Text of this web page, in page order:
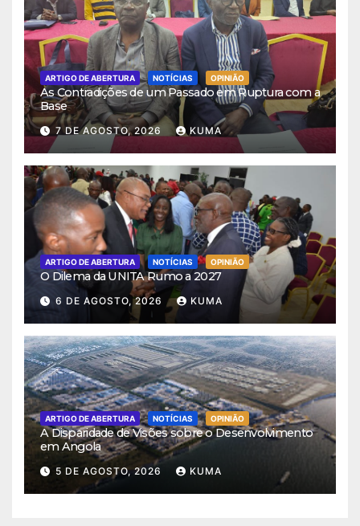
ARTIGO DE ABERTURA NOTÍCIAS OPINIÃO
As Contradições de um Passado em Ruptura com a
Base
7 DE AGOSTO, 2026 KUMA
ARTIGO DE ABERTURA NOTÍCIAS OPINIÃO
O Dilema da UNITA Rumo a 2027
6 DE AGOSTO, 2026 KUMA
ARTIGO DE ABERTURA NOTÍCIAS OPINIÃO
A Disparidade de Visões sobre o Desenvolvimento
em Angola
5 DE AGOSTO, 2026 KUMA